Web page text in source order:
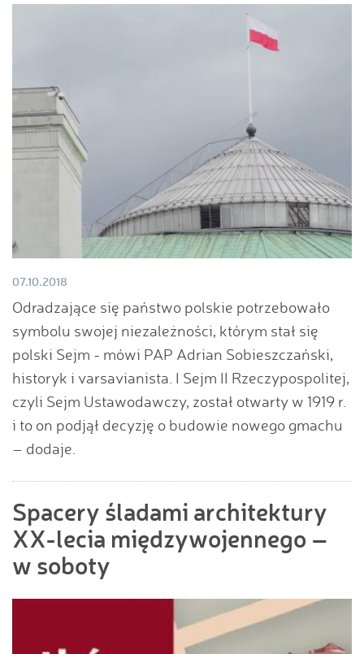
07.10.2018
Odradzające się państwo polskie potrzebowało
symbolu swojej niezależności, którym stał się
polski Sejm - mówi PAP Adrian Sobieszczański,
historyk i varsavianista. I Sejm II Rzeczypospolitej,
czyli Sejm Ustawodawczy, został otwarty w 1919 r.
i to on podjął decyzję o budowie nowego gmachu
– dodaje.
Spacery śladami architektury
XX-lecia międzywojennego –
w soboty